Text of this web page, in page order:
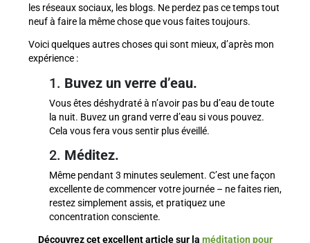
les réseaux sociaux, les blogs. Ne perdez pas ce temps tout
neuf à faire la même chose que vous faites toujours.
Voici quelques autres choses qui sont mieux, d’après mon
expérience :
1. Buvez un verre d’eau.
Vous êtes déshydraté à n’avoir pas bu d’eau de toute
la nuit. Buvez un grand verre d’eau si vous pouvez.
Cela vous fera vous sentir plus éveillé.
2. Méditez.
Même pendant 3 minutes seulement. C’est une façon
excellente de commencer votre journée – ne faites rien,
restez simplement assis, et pratiquez une
concentration consciente.
Découvrez cet excellent article sur la méditation pour